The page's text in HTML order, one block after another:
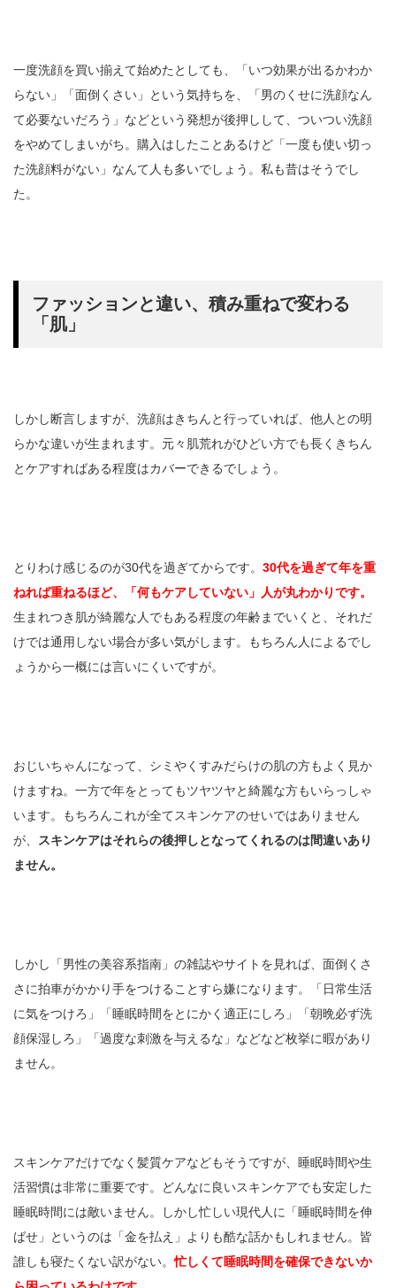
一度洗顔を買い揃えて始めたとしても、「いつ効果が出るかわか
らない」「面倒くさい」という気持ちを、「男のくせに洗顔なん
て必要ないだろう」などという発想が後押しして、ついつい洗顔
をやめてしまいがち。購入はしたことあるけど「一度も使い切っ
た洗顔料がない」なんて人も多いでしょう。私も昔はそうでし
た。
ファッションと違い、積み重ねで変わる
「肌」
しかし断言しますが、洗顔はきちんと行っていれば、他人との明
らかな違いが生まれます。元々肌荒れがひどい方でも長くきちん
とケアすればある程度はカバーできるでしょう。
とりわけ感じるのが30代を過ぎてからです。 30代を過ぎて年を重
ねれば重ねるほど、「何もケアしていない」人が丸わかりです。
生まれつき肌が綺麗な人でもある程度の年齢までいくと、それだ
けでは通用しない場合が多い気がします。もちろん人によるでし
ょうから一概には言いにくいですが。
おじいちゃんになって、シミやくすみだらけの肌の方もよく見か
けますね。一方で年をとってもツヤツヤと綺麗な方もいらっしゃ
います。もちろんこれが全てスキンケアのせいではありません
が、
スキンケアはそれらの後押しとなってくれるのは間違いあり
ません。
しかし「男性の美容系指南」の雑誌やサイトを見れば、面倒くさ
さに拍車がかかり手をつけることすら嫌になります。「日常生活
に気をつけろ」「睡眠時間をとにかく適正にしろ」「朝晩必ず洗
顔保湿しろ」「過度な刺激を与えるな」などなど枚挙に暇があり
ません。
スキンケアだけでなく髪質ケアなどもそうですが、睡眠時間や生
活習慣は非常に重要です。どんなに良いスキンケアでも安定した
睡眠時間には敵いません。しかし忙しい現代人に「睡眠時間を伸
ばせ」というのは「金を払え」よりも酷な話かもしれません。皆
誰しも寝たくない訳がない。忙しくて睡眠時間を確保できないか